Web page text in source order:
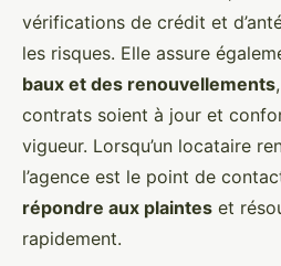
vérifications de crédit et
les risques. Elle assure
baux et des renouvellements
contrats soient à jour et
vigueur. Lorsqu’un locataire
l’agence est le point de
répondre aux plaintes et
rapidement.